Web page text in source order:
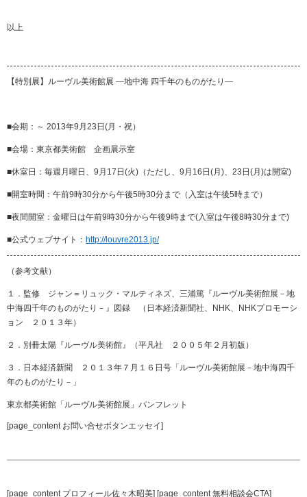
以上
【特別展】ルーヴル美術館展 —地中海 四千年のものがたり—
■会期：～ 2013年9月23日(月・祝）
■会場：東京都美術館 企画展示室
■休室日：毎週月曜日、9月17日(火)（ただし、9月16日(月)、23日(月)は開室)
■開室時間：午前9時30分から午後5時30分まで（入室は午後5時まで）
■夜間開室：金曜日は午前9時30分から午後9時まで(入室は午後8時30分まで)
■公式ウェブサイト： http://louvre2013.jp/
（参考文献）
１．監修 ジャン＝リュック・マルティネズ、三浦篤『ルーヴル美術館展－地
中海四千年のものがたり－』図録 （日本経済新聞社、NHK、NHKプロモーシ
ョン ２０１３年）
２．別冊太陽『ルーヴル美術館』（平凡社 ２００５年２月初版）
３．日本経済新聞 ２０１３年７月１６日号「ルーヴル美術館展－地中海四千
年のものがたり－」
東京都美術館「ルーヴル美術館展」パンフレット
[page_content お問い合せボタンエッセイ]
[page_content プロフィール佐々木昭美] [page_content 無料相談会CTA]